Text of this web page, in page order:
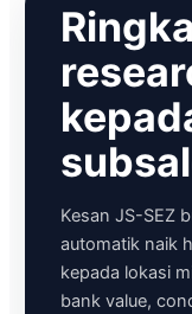
Kesan JS-SEZ
automatik naik
kepada lokasi
bank value,